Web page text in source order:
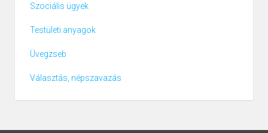
Szociális ügyek
Testületi anyagok
Üvegzseb
Választás, népszavazás